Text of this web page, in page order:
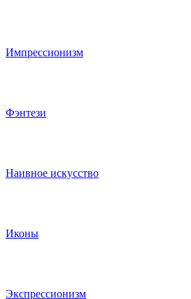
Импрессионизм
Фэнтези
Наивное искусство
Иконы
Экспрессионизм